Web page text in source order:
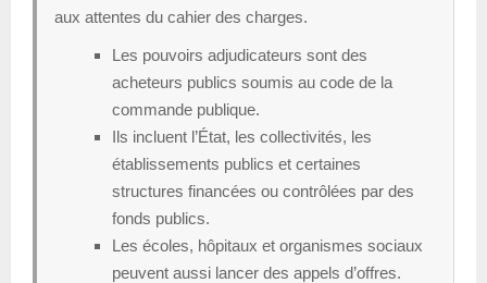
aux attentes du cahier des charges.
Les pouvoirs adjudicateurs sont des
acheteurs publics soumis au code de la
commande publique.
Ils incluent l’État, les collectivités, les
établissements publics et certaines
structures financées ou contrôlées par des
fonds publics.
Les écoles, hôpitaux et organismes sociaux
peuvent aussi lancer des appels d’offres.